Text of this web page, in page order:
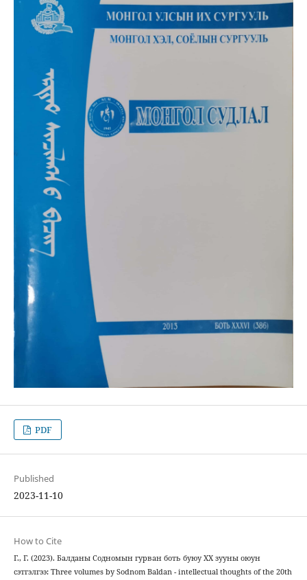
PDF
Published
2023-11-10
How to Cite
Г., Г. (2023). Балданы Содномын гурван боть буюу ХХ зууны оюун
сэтгэлгээ: Three volumes by Sodnom Baldan - intellectual thoughts of the 20th